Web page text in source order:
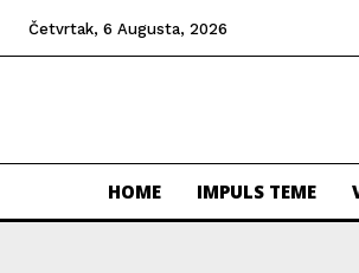
Četvrtak, 6 Augusta, 2026
HOME IMPULS TEME